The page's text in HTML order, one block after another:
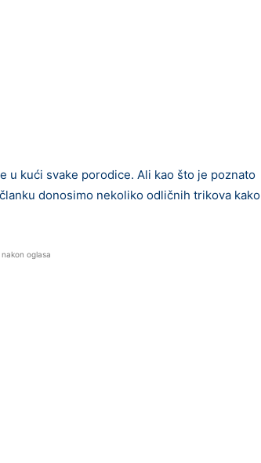
u kući svake porodice. Ali kao što je poznato
donosimo nekoliko odličnih trikova kako
oglasa